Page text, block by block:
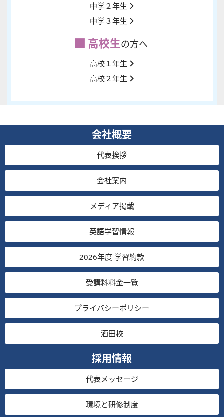
中学２年生
中学３年生
高校生の方へ
高校１年生
高校２年生
会社概要
代表挨拶
会社案内
メディア掲載
英語学習情報
2026年度 学習約款
受講料料金一覧
プライバシーポリシー
酒田校
採用情報
代表メッセージ
環境と研修制度